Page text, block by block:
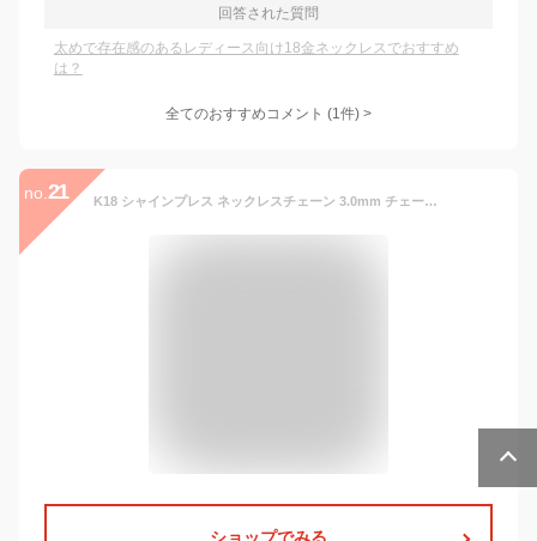
回答された質問
太めで存在感のあるレディース向け18金ネックレスでおすすめ
は？
全てのおすすめコメント (1件) >
no. 21 K18 シャインプレス ネックレスチェーン 3.0mm チェーンネックレス メンズ レディース ユニセックス 18k k18ネックレス 18金ネックレス ゴールドチェーンネックレス ペタルチェーン 太め 40cm 45cm 50cm 60cm チェーンのみ ボリューム 延長 女性